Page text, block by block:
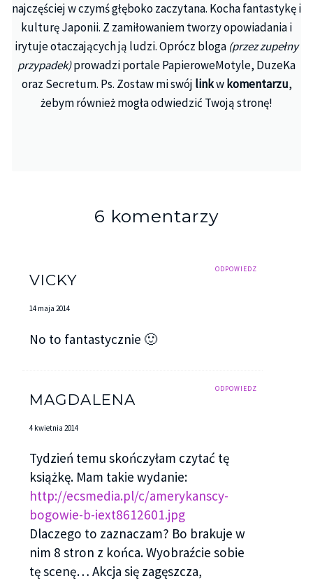
najczęściej w czymś głęboko zaczytana. Kocha fantastykę i
kulturę Japonii. Z zamiłowaniem tworzy opowiadania i
irytuje otaczających ją ludzi. Oprócz bloga (przez zupełny
przypadek)prowadzi portale PapieroweMotyle, DuzeKa
oraz Secretum. Ps. Zostaw mi swój linkwkomentarzu,
żebym również mogła odwiedzić Twoją stronę!
6 komentarzy
ODPOWIEDZ
VICKY
14 maja 2014
No to fantastycznie 🙂
ODPOWIEDZ
MAGDALENA
4 kwietnia 2014
Tydzień temu skończyłam czytać tę
książkę. Mam takie wydanie:
http://ecsmedia.pl/c/amerykanscy-
bogowie-b-iext8612601.jpg
Dlaczego to zaznaczam? Bo brakuje w
nim 8 stron z końca. Wyobraźcie sobie
tę scenę… Akcja się zagęszcza,